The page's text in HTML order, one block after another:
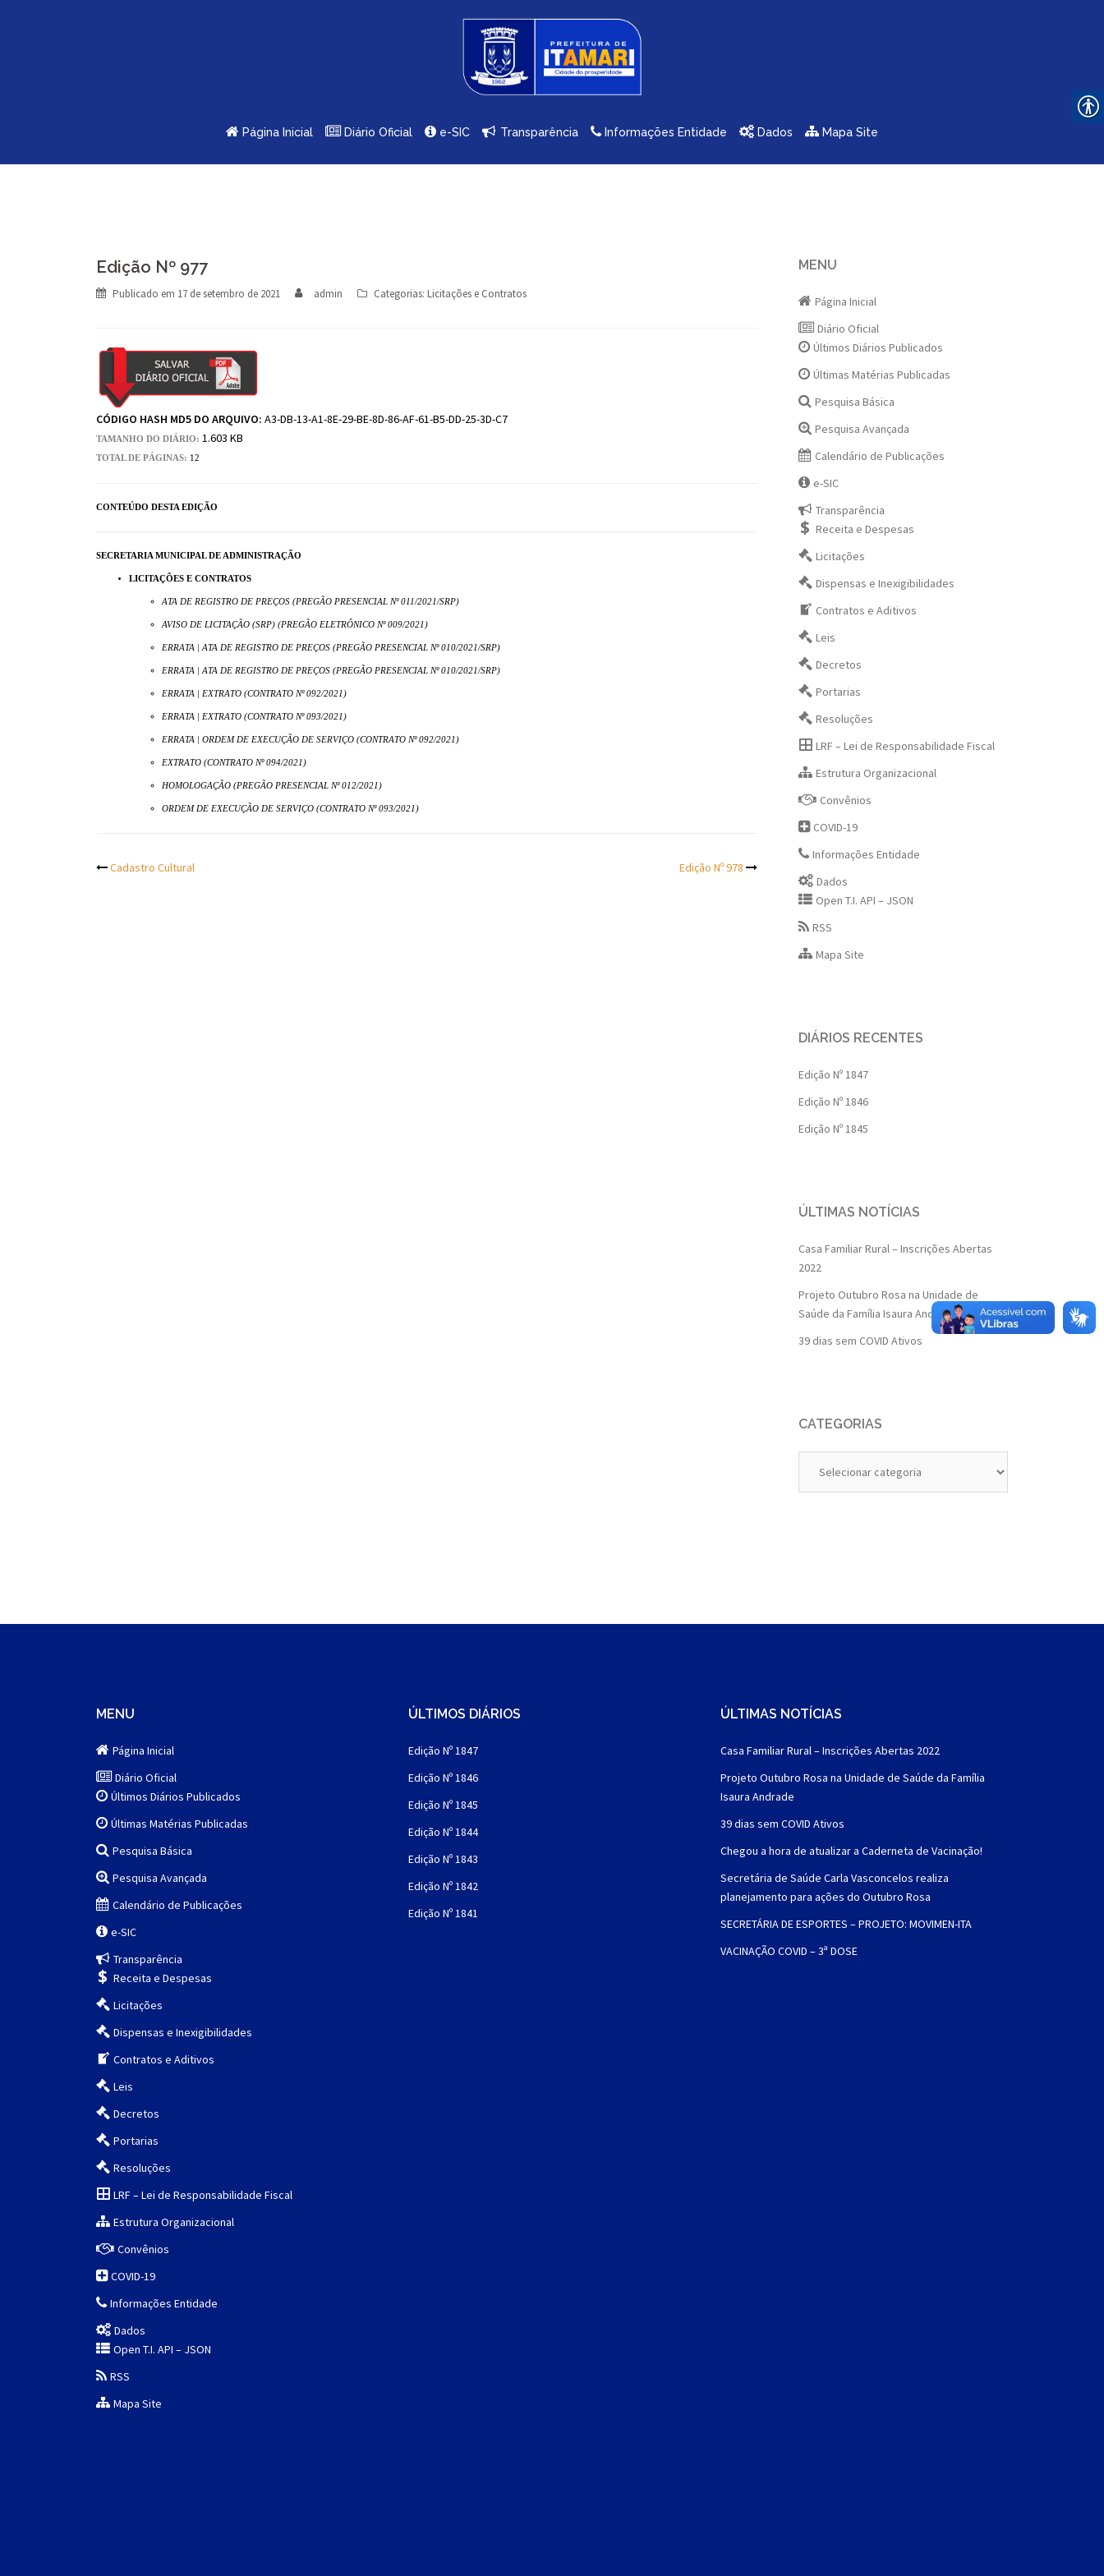
Página Inicial Diário Oficial e-SIC Transparência Informações Entidade Dados Mapa Site
Edição Nº 977
Publicado em 17 de setembro de 2021 admin Categorias: Licitações e Contratos
CÓDIGO HASH MD5 DO ARQUIVO: A3-DB-13-A1-8E-29-BE-8D-86-AF-61-B5-DD-25-3D-C7
TAMANHO DO DIÁRIO: 1.603 KB
TOTAL DE PÁGINAS: 12
CONTEÚDO DESTA EDIÇÃO
SECRETARIA MUNICIPAL DE ADMINISTRAÇÃO
LICITAÇÕES E CONTRATOS
ATA DE REGISTRO DE PREÇOS (PREGÃO PRESENCIAL Nº 011/2021/SRP)
AVISO DE LICITAÇÃO (SRP) (PREGÃO ELETRÔNICO Nº 009/2021)
ERRATA | ATA DE REGISTRO DE PREÇOS (PREGÃO PRESENCIAL Nº 010/2021/SRP)
ERRATA | ATA DE REGISTRO DE PREÇOS (PREGÃO PRESENCIAL Nº 010/2021/SRP)
ERRATA | EXTRATO (CONTRATO Nº 092/2021)
ERRATA | EXTRATO (CONTRATO Nº 093/2021)
ERRATA | ORDEM DE EXECUÇÃO DE SERVIÇO (CONTRATO Nº 092/2021)
EXTRATO (CONTRATO Nº 094/2021)
HOMOLOGAÇÃO (PREGÃO PRESENCIAL Nº 012/2021)
ORDEM DE EXECUÇÃO DE SERVIÇO (CONTRATO Nº 093/2021)
Post
Cadastro Cultural Edição Nº 978
MENU
Página Inicial
Diário Oficial
Últimos Diários Publicados
Últimas Matérias Publicadas
Pesquisa Básica
Pesquisa Avançada
Calendário de Publicações
e-SIC
Transparência
Receita e Despesas
Licitações
Dispensas e Inexigibilidades
Contratos e Aditivos
Leis
Decretos
Portarias
Resoluções
LRF – Lei de Responsabilidade Fiscal
Estrutura Organizacional
Convênios
COVID-19
Informações Entidade
Dados
Open T.I. API – JSON
RSS
Mapa Site
DIÁRIOS RECENTES
Edição Nº 1847
Edição Nº 1846
Edição Nº 1845
ÚLTIMAS NOTÍCIAS
Casa Familiar Rural – Inscrições Abertas
2022
Projeto Outubro Rosa na Unidade de
Saúde da Família Isaura Andrade
39 dias sem COVID Ativos
CATEGORIAS
MENU
Página Inicial
Diário Oficial
Últimos Diários Publicados
Últimas Matérias Publicadas
Pesquisa Básica
Pesquisa Avançada
Calendário de Publicações
e-SIC
Transparência
Receita e Despesas
Licitações
Dispensas e Inexigibilidades
Contratos e Aditivos
Leis
Decretos
Portarias
Resoluções
LRF – Lei de Responsabilidade Fiscal
Estrutura Organizacional
Convênios
COVID-19
Informações Entidade
Dados
Open T.I. API – JSON
RSS
Mapa Site
ÚLTIMOS DIÁRIOS
Edição Nº 1847
Edição Nº 1846
Edição Nº 1845
Edição Nº 1844
Edição Nº 1843
Edição Nº 1842
Edição Nº 1841
ÚLTIMAS NOTÍCIAS
Casa Familiar Rural – Inscrições Abertas 2022
Projeto Outubro Rosa na Unidade de Saúde da Família
Isaura Andrade
39 dias sem COVID Ativos
Chegou a hora de atualizar a Caderneta de Vacinação!
Secretária de Saúde Carla Vasconcelos realiza
planejamento para ações do Outubro Rosa
SECRETÁRIA DE ESPORTES – PROJETO: MOVIMEN-ITA
VACINAÇÃO COVID – 3ª DOSE